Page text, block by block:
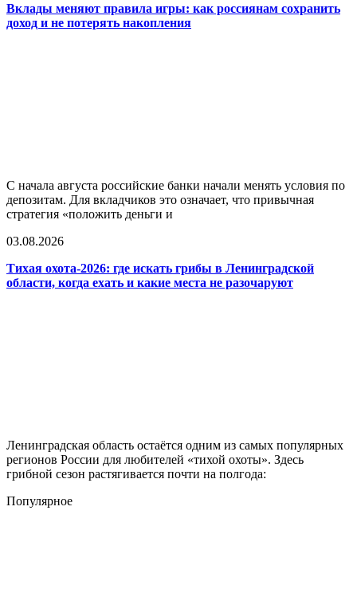
Вклады меняют правила игры: как россиянам сохранить
доход и не потерять накопления
С начала августа российские банки начали менять условия по
депозитам. Для вкладчиков это означает, что привычная
стратегия «положить деньги и
03.08.2026
Тихая охота-2026: где искать грибы в Ленинградской
области, когда ехать и какие места не разочаруют
Ленинградская область остаётся одним из самых популярных
регионов России для любителей «тихой охоты». Здесь
грибной сезон растягивается почти на полгода:
Популярное